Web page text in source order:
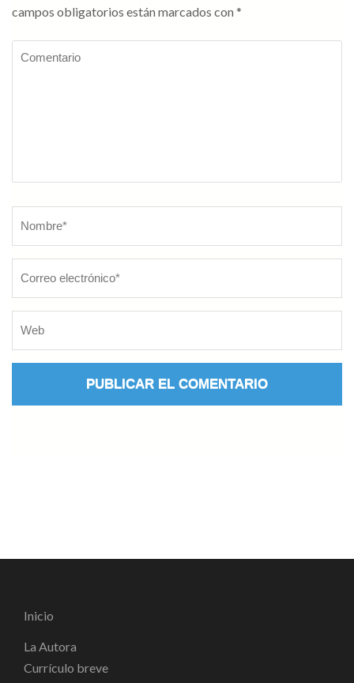
campos obligatorios están marcados con *
Inicio
La Autora
Currículo breve